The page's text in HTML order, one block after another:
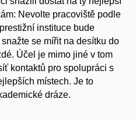
Nevolte pracoviště podle
instituce bude
se mířit na desítku do
Účel je mimo jiné v tom
kontaktů pro spolupráci s
místech. Je to
dráze.